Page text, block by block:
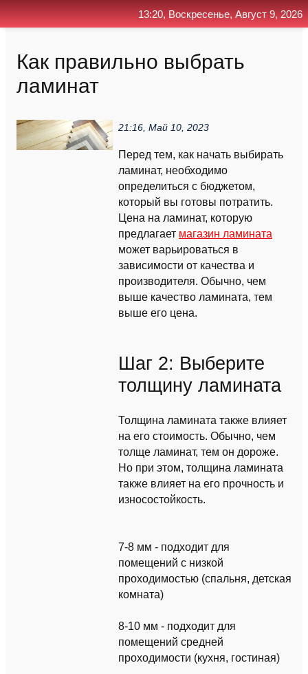
Как правильно выбрать
ламинат
21:16, Май 10, 2023
Перед тем, как начать выбирать
ламинат, необходимо
определиться с бюджетом,
который вы готовы потратить.
Цена на ламинат, которую
предлагает магазин ламината
может варьироваться в
зависимости от качества и
производителя. Обычно, чем
выше качество ламината, тем
выше его цена.
Шаг 2: Выберите
толщину ламината
Толщина ламината также влияет
на его стоимость. Обычно, чем
толще ламинат, тем он дороже.
Но при этом, толщина ламината
также влияет на его прочность и
износостойкость.
7-8 мм - подходит для
помещений с низкой
проходимостью (спальня, детская
комната)
8-10 мм - подходит для
помещений средней
проходимости (кухня, гостиная)
13:20, Воскресенье, Август 9, 2026